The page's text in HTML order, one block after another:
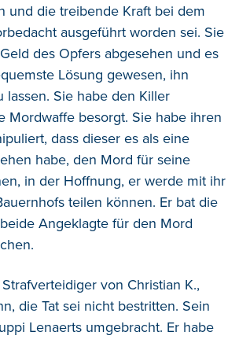
und die treibende Kraft bei dem
ausgeführt worden sei. Sie
des Opfers abgesehen und es
Lösung gewesen, ihn
lassen. Sie habe den Killer
Mordwaffe besorgt. Sie habe ihren
dass dieser es als eine
habe, den Mord für seine
in der Hoffnung, er werde mit ihr
teilen können. Er bat die
Angeklagte für den Mord
von Christian K.,
die Tat sei nicht bestritten. Sein
Lenaerts umgebracht. Er habe